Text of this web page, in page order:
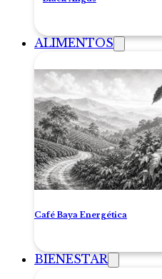
ALIMENTOS
Café Baya Energética
BIENESTAR